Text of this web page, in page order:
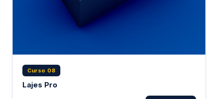
Curso 08
Lajes Pro